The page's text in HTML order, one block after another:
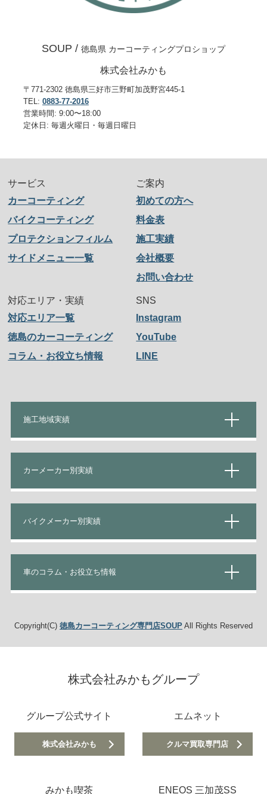
SOUP / 徳島県 カーコーティングプロショップ
株式会社みかも
〒771-2302 徳島県三好市三野町加茂野宮445-1
TEL: 0883-77-2016
営業時間: 9:00〜18:00
定休日: 毎週火曜日・毎週日曜日
サービス
カーコーティング
バイクコーティング
プロテクションフィルム
サイドメニュー一覧
ご案内
初めての方へ
料金表
施工実績
会社概要
お問い合わせ
対応エリア・実績
対応エリア一覧
徳島のカーコーティング
コラム・お役立ち情報
SNS
Instagram
YouTube
LINE
施工地域実績
カーメーカー別実績
バイクメーカー別実績
車のコラム・お役立ち情報
Copyright(C) 徳島カーコーティング専門店SOUPAll Rights Reserved
株式会社みかもグループ
グループ公式サイト
株式会社みかも
エムネット
クルマ買取専門店
みかも喫茶 ENEOS 三加茂SS